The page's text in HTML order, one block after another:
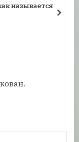
называется